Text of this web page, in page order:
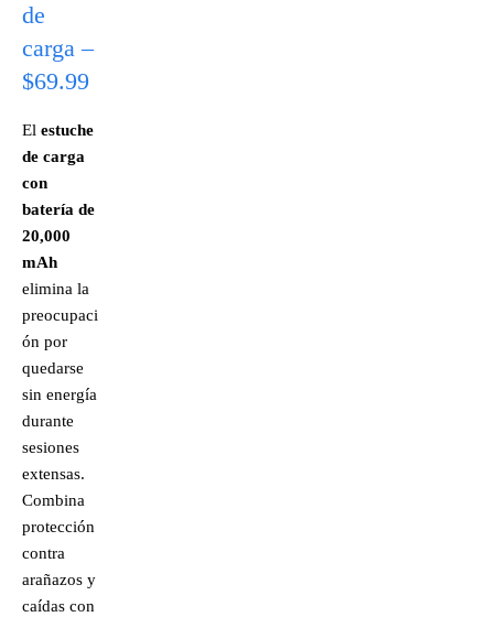
de
carga –
$69.99
El estuche
de carga
con
batería de
20,000
mAh
elimina la
preocupaci
ón por
quedarse
sin energía
durante
sesiones
extensas.
Combina
protección
contra
arañazos y
caídas con